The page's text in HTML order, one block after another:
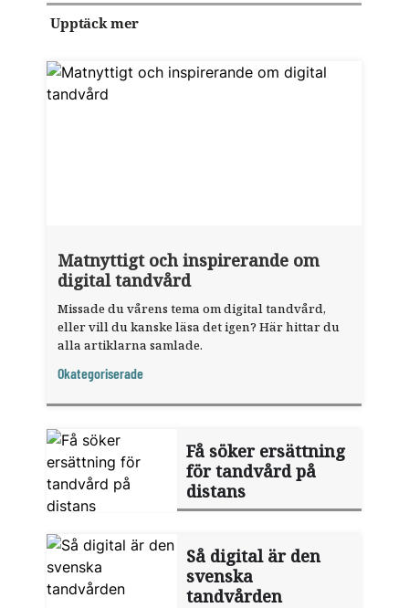
Upptäck mer
Matnyttigt och inspirerande om
digital tandvård
Missade du vårens tema om digital tandvård,
eller vill du kanske läsa det igen? Här hittar du
alla artiklarna samlade.
Okategoriserade
Få söker ersättning
för tandvård på
distans
Så digital är den
svenska
tandvården